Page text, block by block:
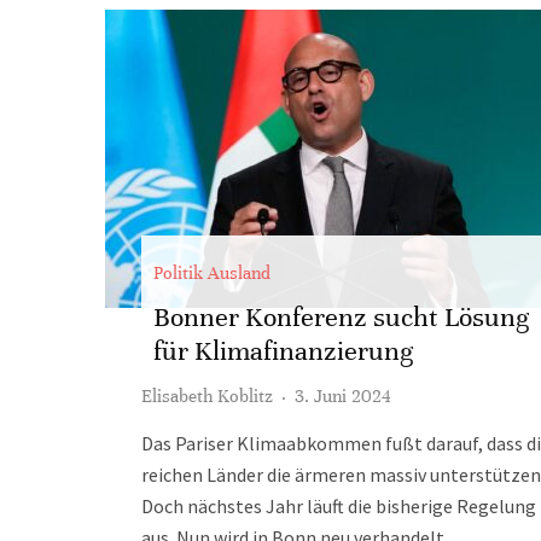
Politik Ausland
Bonner Konferenz sucht Lösung
für Klimafinanzierung
Elisabeth Koblitz · 3. Juni 2024
Das Pariser Klimaabkommen fußt darauf, dass
reichen Länder die ärmeren massiv
Doch nächstes Jahr läuft die bisherige Regelung